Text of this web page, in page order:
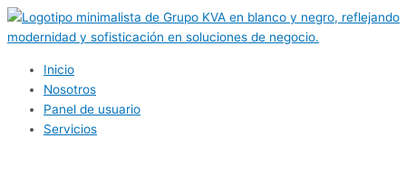
Ir
Inicio
Nosotros
Panel de usuario
Servicios